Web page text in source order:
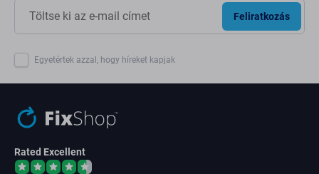
Feliratkozás
Egyetértek azzal, hogy híreket kapjak
Rated Excellent